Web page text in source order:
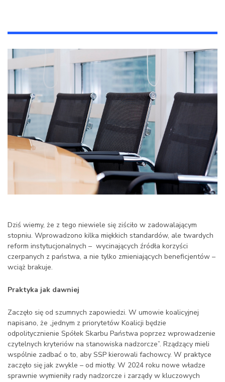
Dziś wiemy, że z tego niewiele się ziściło w zadowalającym
stopniu. Wprowadzono kilka miękkich standardów, ale twardych
reform instytucjonalnych – wycinających źródła korzyści
czerpanych z państwa, a nie tylko zmieniających beneficjentów –
wciąż brakuje.
Praktyka jak dawniej
Zaczęło się od szumnych zapowiedzi. W umowie koalicyjnej
napisano, że „jednym z priorytetów Koalicji będzie
odpolitycznienie Spółek Skarbu Państwa poprzez wprowadzenie
czytelnych kryteriów na stanowiska nadzorcze”. Rządzący mieli
wspólnie zadbać o to, aby SSP kierowali fachowcy. W praktyce
zaczęło się jak zwykle – od miotły. W 2024 roku nowe władze
sprawnie wymieniły rady nadzorcze i zarządy w kluczowych